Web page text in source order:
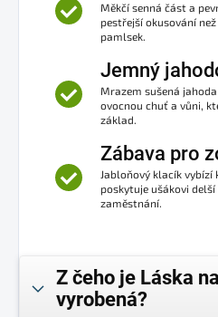
Měkčí senná část a
pestřejší okusování
pamlsek.
Jemný
Mrazem sušená
ovocnou chuť a vůni,
základ.
Zábava pro
Jabloňový klacík vybízí
poskytuje ušákovi
zaměstnání.
Z čeho je Láska
vyrobená?